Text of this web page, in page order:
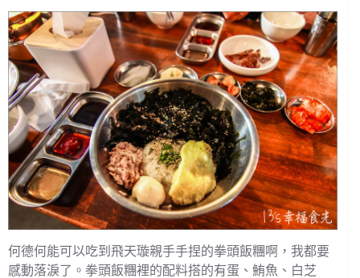
何德何能可以吃到飛天璇親手手捏的拳頭飯糰啊，我都要
感動落淚了。拳頭飯糰裡的配料搭的有蛋、鮪魚、白芝